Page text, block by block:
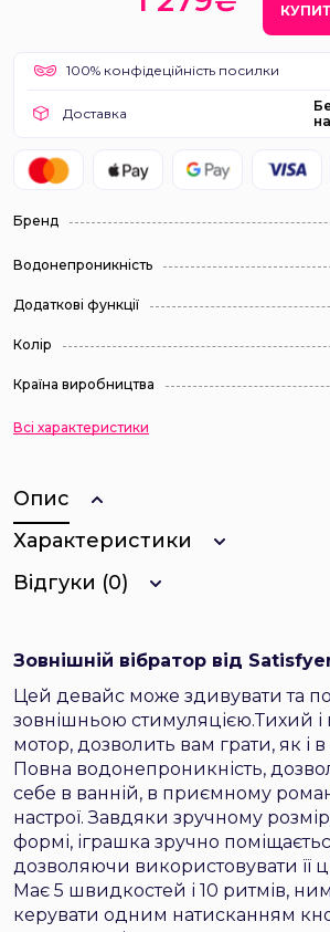
100% конфідеційність посилки
Доставка
Бренд
Водонепроникність
Додаткові функції
Колір
Країна виробництва
Всі характеристики
Опис
Характеристики
Відгуки (0)
Зовнішній вібратор від
Цей девайс може здивувати та
зовнішньою стимуляцією.Тихий
мотор, дозволить вам грати, як і в
Повна водонепроникність,
себе в ванній, в приємному
настрої. Завдяки зручному
формі, іграшка зручно
дозволяючи використовувати її
Має 5 швидкостей і 10 ритмів,
керувати одним натисканням